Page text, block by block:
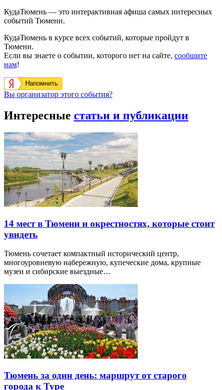
КудаТюмень — это интерактивная афиша самых интересных
событий Тюмени.
КудаТюмень в курсе всех событий, которые пройдут в
Тюмени.
Если вы знаете о событии, которого нет на сайте, сообщите
нам!
Напомнить
Вы организатор этого события?
Интересные статьи и публикации
14 мест в Тюмени и окрестностях, которые стоит
увидеть
Тюмень сочетает компактный исторический центр,
многоуровневую набережную, купеческие дома, крупные
музеи и сибирские выездные…
Тюмень за один день: маршрут от старого
города к Туре